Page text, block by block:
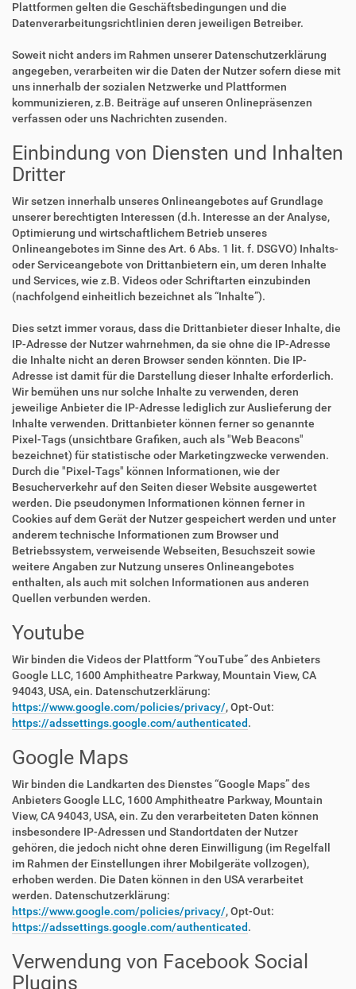
Plattformen gelten die Geschäftsbedingungen und die
Datenverarbeitungsrichtlinien deren jeweiligen Betreiber.
Soweit nicht anders im Rahmen unserer Datenschutzerklärung
angegeben, verarbeiten wir die Daten der Nutzer sofern diese mit
uns innerhalb der sozialen Netzwerke und Plattformen
kommunizieren, z.B. Beiträge auf unseren Onlinepräsenzen
verfassen oder uns Nachrichten zusenden.
Einbindung von Diensten und Inhalten
Dritter
Wir setzen innerhalb unseres Onlineangebotes auf Grundlage
unserer berechtigten Interessen (d.h. Interesse an der Analyse,
Optimierung und wirtschaftlichem Betrieb unseres
Onlineangebotes im Sinne des Art. 6 Abs. 1 lit. f. DSGVO) Inhalts-
oder Serviceangebote von Drittanbietern ein, um deren Inhalte
und Services, wie z.B. Videos oder Schriftarten einzubinden
(nachfolgend einheitlich bezeichnet als “Inhalte”).
Dies setzt immer voraus, dass die Drittanbieter dieser Inhalte, die
IP-Adresse der Nutzer wahrnehmen, da sie ohne die IP-Adresse
die Inhalte nicht an deren Browser senden könnten. Die IP-
Adresse ist damit für die Darstellung dieser Inhalte erforderlich.
Wir bemühen uns nur solche Inhalte zu verwenden, deren
jeweilige Anbieter die IP-Adresse lediglich zur Auslieferung der
Inhalte verwenden. Drittanbieter können ferner so genannte
Pixel-Tags (unsichtbare Grafiken, auch als "Web Beacons"
bezeichnet) für statistische oder Marketingzwecke verwenden.
Durch die "Pixel-Tags" können Informationen, wie der
Besucherverkehr auf den Seiten dieser Website ausgewertet
werden. Die pseudonymen Informationen können ferner in
Cookies auf dem Gerät der Nutzer gespeichert werden und unter
anderem technische Informationen zum Browser und
Betriebssystem, verweisende Webseiten, Besuchszeit sowie
weitere Angaben zur Nutzung unseres Onlineangebotes
enthalten, als auch mit solchen Informationen aus anderen
Quellen verbunden werden.
Youtube
Wir binden die Videos der Plattform “YouTube” des Anbieters
Google LLC, 1600 Amphitheatre Parkway, Mountain View, CA
94043, USA, ein. Datenschutzerklärung:
https://www.google.com/policies/privacy/, Opt-Out:
https://adssettings.google.com/authenticated.
Google Maps
Wir binden die Landkarten des Dienstes “Google Maps” des
Anbieters Google LLC, 1600 Amphitheatre Parkway, Mountain
View, CA 94043, USA, ein. Zu den verarbeiteten Daten können
insbesondere IP-Adressen und Standortdaten der Nutzer
gehören, die jedoch nicht ohne deren Einwilligung (im Regelfall
im Rahmen der Einstellungen ihrer Mobilgeräte vollzogen),
erhoben werden. Die Daten können in den USA verarbeitet
werden. Datenschutzerklärung:
https://www.google.com/policies/privacy/, Opt-Out:
https://adssettings.google.com/authenticated.
Verwendung von Facebook Social
Plugins